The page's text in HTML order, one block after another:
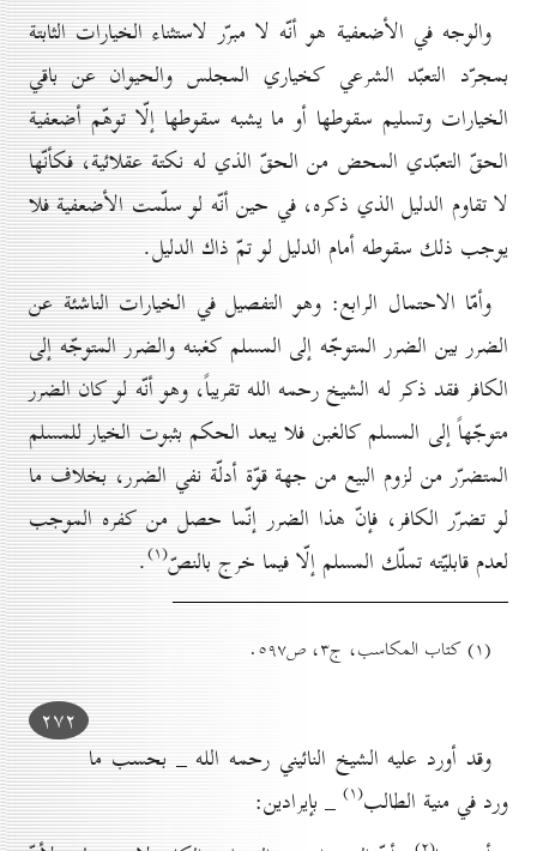
والوجه في الأضعفية هو أنّه لا مبرّر لاستثناء الخيارات الثابتة
بمجرّد التعبّد الشرعي كخياري المجلس والحيوان عن باقي
الخيارات وتسليم سقوطها أو ما يشبه سقوطها إلّا توهّم أضعفية
الحقّ التعبّدي المحض من الحقّ الذي له نكتة عقلائية، فكأنّها
لا تقاوم الدليل الذي ذكره، في حين أنّه لو سلّمت الأضعفية فلا
يوجب ذلك سقوطه أمام الدليل لو تمّ ذاك الدليل.
وأمّا الاحتمال الرابع: وهو التفصيل في الخيارات الناشئة عن
الضرر بين الضرر المتوجّه إلى المسلم كغبنه والضرر المتوجّه إلى
الكافر فقد ذكر له الشيخ رحمه الله تقريباً، وهو أنّه لو كان الضرر
متوجّهاً إلى المسلم كالغبن فلا يبعد الحكم بثبوت الخيار للمسلم
المتضرّر من لزوم البيع من جهة قوّة أدلّة نفي الضرر، بخلاف ما
لو تضرّر الكافر، فإنّ هذا الضرر إنّما حصل من كفره الموجب
لعدم قابليّته تملّك المسلم إلّا فيما خرج بالنصّ(۱) .
(۱) کتاب المكاسب، ج۳، ص٥۹۷.
۲۷۲
وقد أورد عليه الشيخ النائيني رحمه الله _ بحسب ما
ورد في منية الطالب(۱)
_ بإيرادين: